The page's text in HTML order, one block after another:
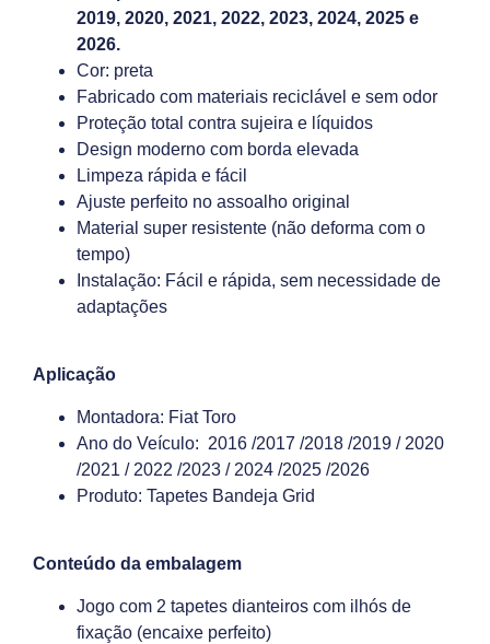
2019, 2020, 2021, 2022, 2023, 2024, 2025 e
2026.
Cor: preta
Fabricado com materiais reciclável e sem odor
Proteção total contra sujeira e líquidos
Design moderno com borda elevada
Limpeza rápida e fácil
Ajuste perfeito no assoalho original
Material super resistente (não deforma com o
tempo)
Instalação: Fácil e rápida, sem necessidade de
adaptações
Aplicação
Montadora: Fiat Toro
Ano do Veículo: 2016 /2017 /2018 /2019 / 2020
/2021 / 2022 /2023 / 2024 /2025 /2026
Produto: Tapetes Bandeja Grid
Conteúdo da embalagem
Jogo com 2 tapetes dianteiros com ilhós de
fixação (encaixe perfeito)